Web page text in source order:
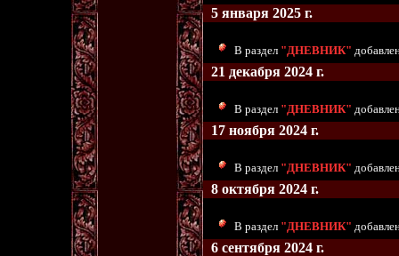
5 января 2025 г.
В раздел "ДНЕВНИК"
21 декабря 2024 г.
В раздел "ДНЕВНИК"
17 ноября 2024 г.
В раздел "ДНЕВНИК"
8 октября 2024 г.
В раздел "ДНЕВНИК"
6 сентября 2024 г.